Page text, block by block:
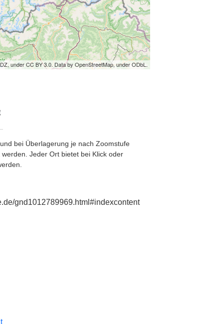
under CC BY 3.0. Data by OpenStreetMap, under ODbL.
bei Überlagerung je nach Zoomstufe
Jeder Ort bietet bei Klick oder
gnd1012789969.html#indexcontent